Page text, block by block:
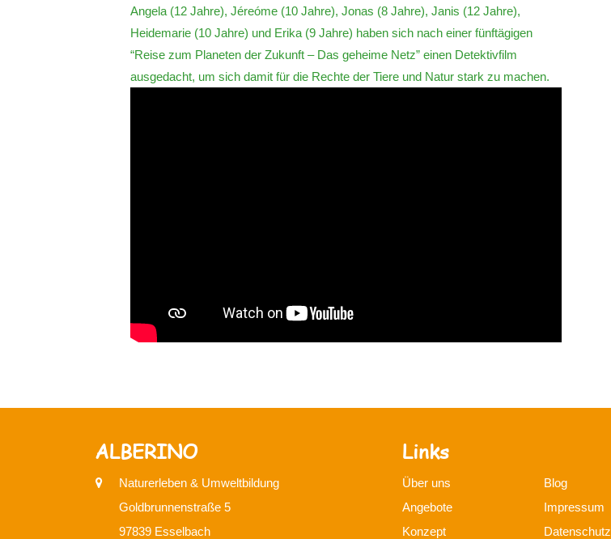
Angela (12 Jahre), Jéreóme (10 Jahre), Jonas (8 Jahre), Janis (12 Jahre),
Heidemarie (10 Jahre) und Erika (9 Jahre) haben sich nach einer fünftägigen
“Reise zum Planeten der Zukunft – Das geheime Netz” einen Detektivfilm
ausgedacht, um sich damit für die Rechte der Tiere und Natur stark zu machen.
ALBERINO
Naturerleben & Umweltbildung
Goldbrunnenstraße 5
97839 Esselbach
Links
Über uns
Blog
Angebote
Impressum
Konzept
Datenschutz